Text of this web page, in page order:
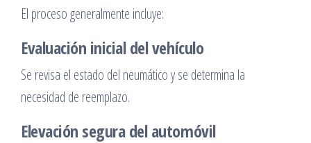
El proceso generalmente incluye:
Evaluación inicial del vehículo
Se revisa el estado del neumático y se determina la
necesidad de reemplazo.
Elevación segura del automóvil